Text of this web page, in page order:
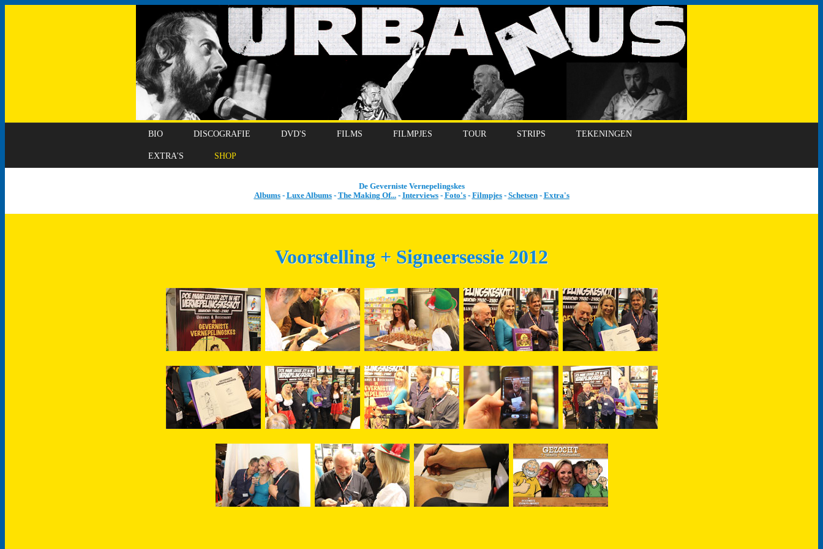
BIO DISCOGRAFIE DVD'S FILMS FILMPJES TOUR STRIPS TEKENINGEN
EXTRA'S SHOP
De Geverniste Vernepelingskes
Albums- Luxe Albums- The Making Of...- Interviews- Foto's- Filmpjes- Schetsen- Extra's
Voorstelling + Signeersessie 2012